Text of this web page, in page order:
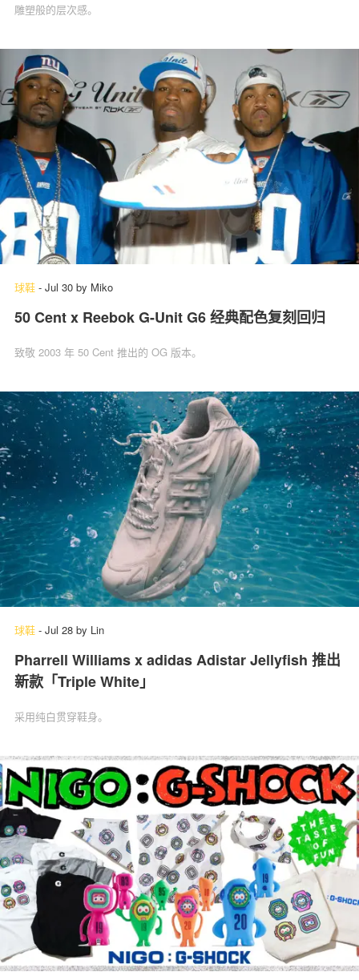
雕塑般的层次感。
球鞋 - Jul 30 by Miko
50 Cent x Reebok G-Unit G6 经典配色复刻回归
致敬 2003 年 50 Cent 推出的 OG 版本。
球鞋 - Jul 28 by Lin
Pharrell Williams x adidas Adistar Jellyfish 推出
新款「Triple White」
采用纯白贯穿鞋身。